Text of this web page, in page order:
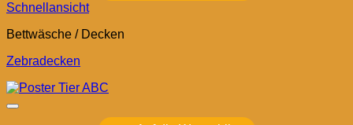
Schnellansicht
Bettwäsche / Decken
Zebradecken